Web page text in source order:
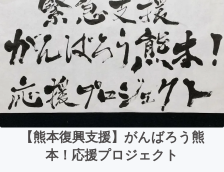
【熊本復興支援】がんばろう熊
本！応援プロジェクト